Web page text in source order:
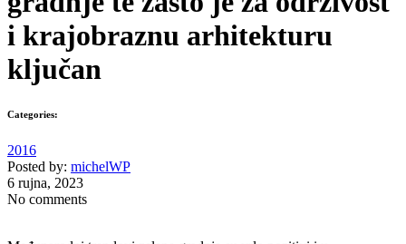
i krajobraznu arhitekturu
ključan
Categories:
2016
Posted by: michelWP
6 rujna, 2023
No comments